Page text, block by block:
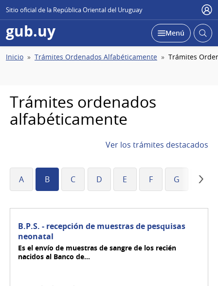
Sitio oficial de la República Oriental del Uruguay
gub.uy Desplegar
Menú Abrir
Ruta
Inicio Trámites Ordenados Alfabéticamente Trámites
Trámites ordenados
alfabéticamente
Ver los trámites destacados
A B C D E F G H
B.P.S. - recepción de muestras de pesquisas
neonatal
Es el envío de muestras de sangre de los recién
nacidos al Banco de...